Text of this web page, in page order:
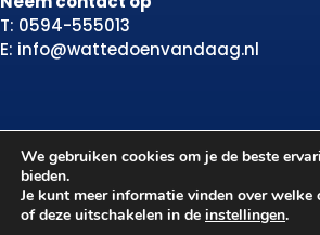
T: 0594-555013
E: info@wattedoenvandaag.nl
We gebruiken cookies om je de beste
bieden.
Je kunt meer informatie vinden over welke
of deze uitschakelen in de instellingen.